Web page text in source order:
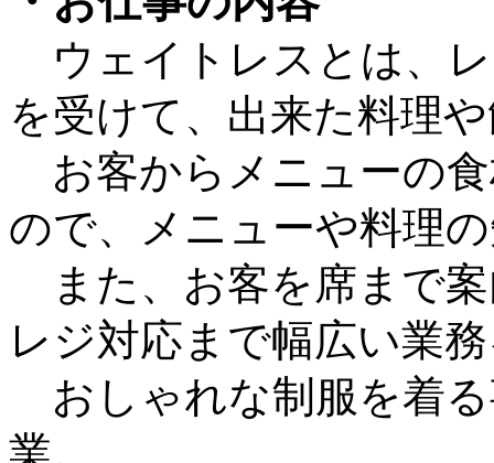
ウェイトレスとは、
を受けて、出来た料理
お客からメニューの
ので、メニューや料理
また、お客を席まで
レジ対応まで幅広い業
おしゃれな制服を着
業。